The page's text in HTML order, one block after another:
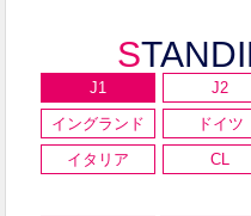
J1 J2
イングランド
ドイツ
イタリア
CL